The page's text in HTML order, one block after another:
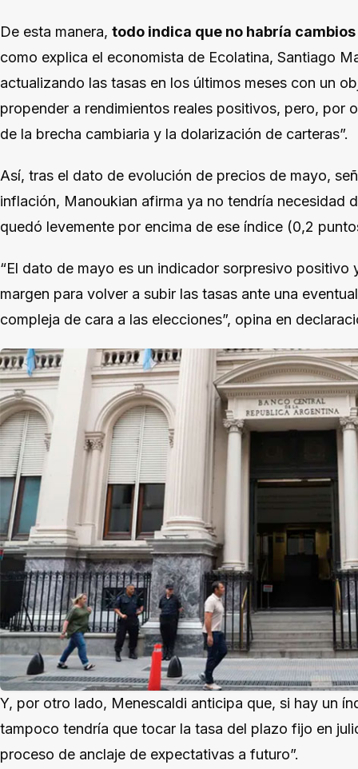
De esta manera, todo indica que no habría
como explica el economista de Ecolatina, Santiago
actualizando las tasas en los últimos meses con un
propender a rendimientos reales positivos, pero, por
de la brecha cambiaria y la dolarización de carteras”.
Así, tras el dato de evolución de precios de mayo,
inflación, Manoukian afirma ya no tendría necesidad
quedó levemente por encima de ese índice (0,2
“El dato de mayo es un indicador sorpresivo positivo
margen para volver a subir las tasas ante una
compleja de cara a las elecciones”, opina en
Y, por otro lado, Menescaldi anticipa que, si hay un
tampoco tendría que tocar la tasa del plazo fijo en
proceso de anclaje de expectativas a futuro”.